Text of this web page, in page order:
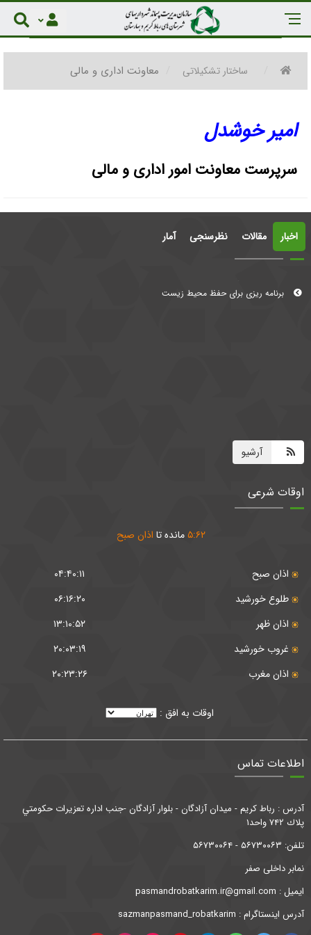
ساختار تشکیلاتی معاونت اداری و مالی
امیر خوشدل
سرپرست معاونت امور اداری و مالی
اخبار مقالات نظرسنجی آمار
برنامه ریزی برای حفظ محیط زیست
آرشیو
اوقات شرعی
۵:۶۲ مانده تا اذان صبح
۰۴:۴۰:۱۱
اذان صبح
۰۶:۱۶:۲۰
طلوع خورشید
۱۳:۱۰:۵۲
اذان ظهر
۲۰:۰۳:۱۹
غروب خورشید
۲۰:۲۳:۲۶
اذان مغرب
اوقات به افق :
اطلاعات تماس
آدرس : رباط كريم - ميدان آزادگان - بلوار آزادگان -جنب اداره تعزيرات حكومتي
پلاك ۷۴۲ واحد۱
تلفن: ۵۶۷۳۰۰۶۳ - ۵۶۷۳۰۰۶۴
نمابر داخلی صفر
ايميل : pasmandrobatkarim.ir@gmail.com
آدرس اینستاگرام : sazmanpasmand_robatkarim